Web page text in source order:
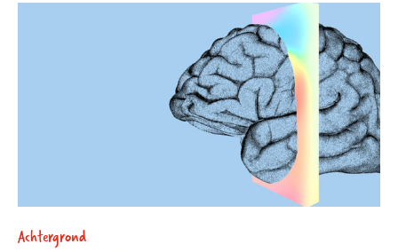
Achtergrond